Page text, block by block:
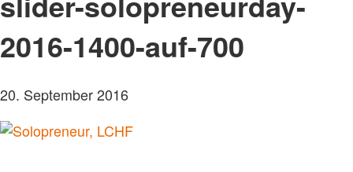
2016-1400-auf-700
20. September 2016